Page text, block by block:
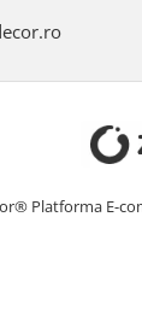
Platforma E-